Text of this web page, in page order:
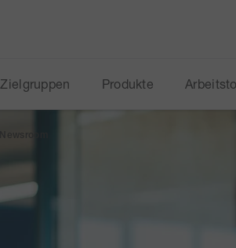
Zielgruppen Produkte